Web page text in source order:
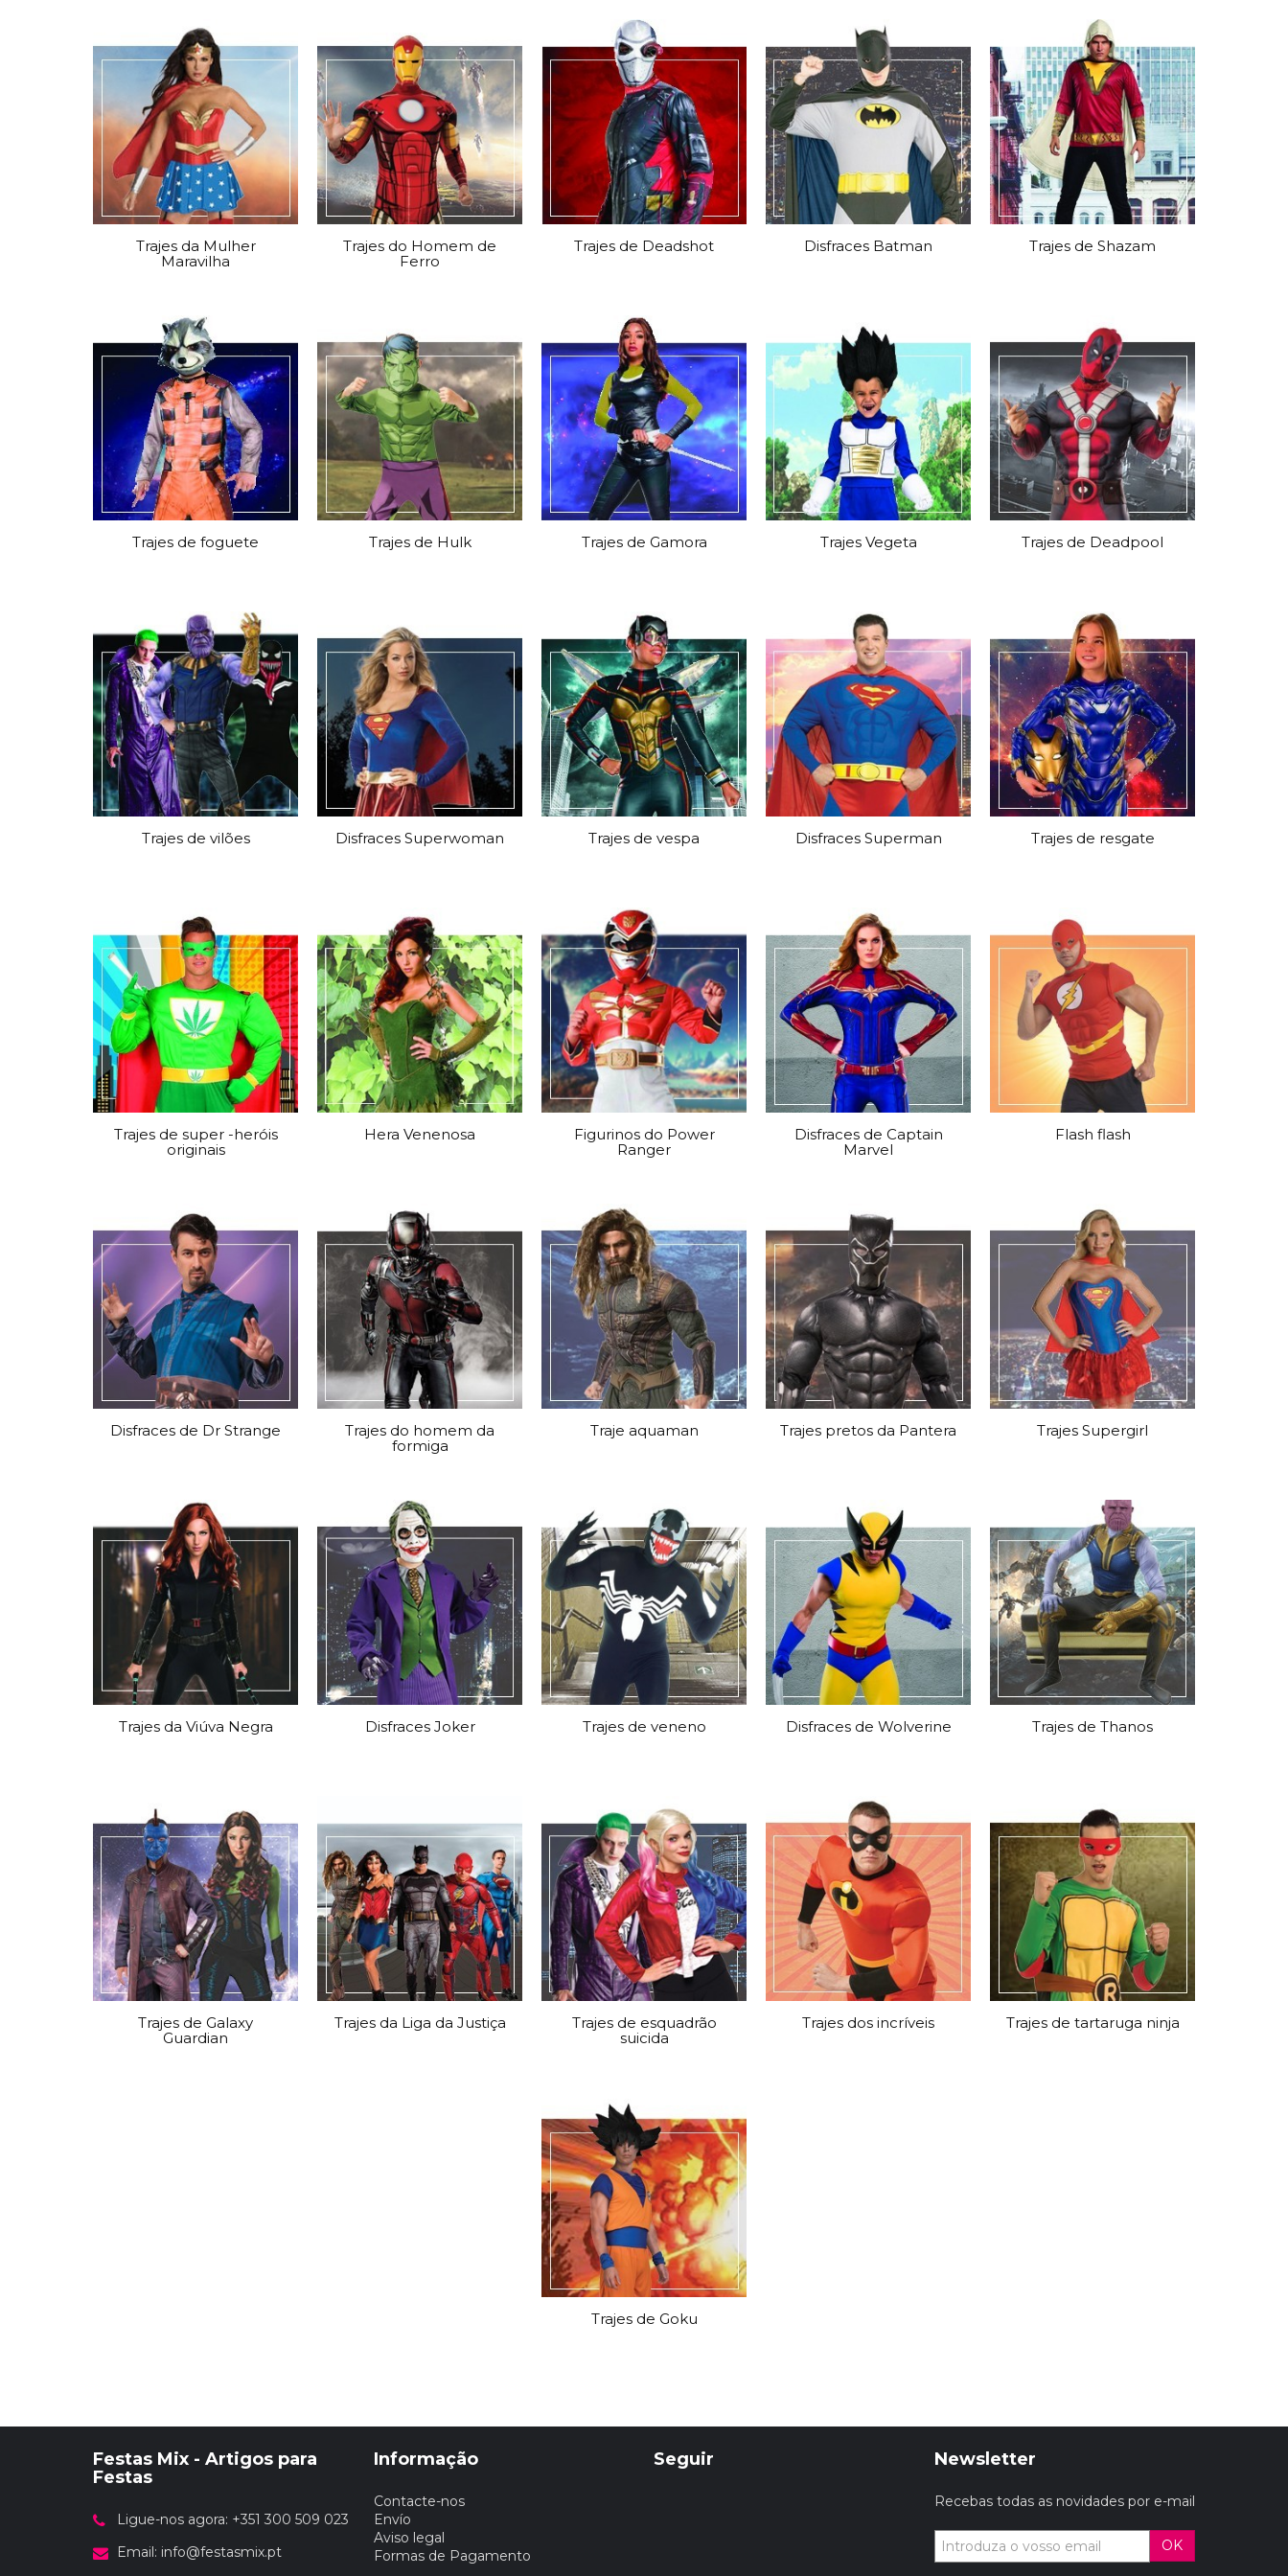
Trajes da Mulher
Maravilha
Trajes do Homem de
Ferro
Trajes de Deadshot Disfraces Batman Trajes de Shazam
Trajes de foguete Trajes de Hulk Trajes de Gamora Trajes Vegeta Trajes de Deadpool
Trajes de vilões Disfraces Superwoman Trajes de vespa Disfraces Superman Trajes de resgate
Trajes de super -heróis
originais
Hera Venenosa
Figurinos do Power
Ranger
Disfraces de Captain
Marvel
Flash flash
Disfraces de Dr Strange
Trajes do homem da
formiga
Traje aquaman Trajes pretos da Pantera Trajes Supergirl
Trajes da Viúva Negra Disfraces Joker Trajes de veneno Disfraces de Wolverine Trajes de Thanos
Trajes de Galaxy
Guardian
Trajes da Liga da Justiça
Trajes de esquadrão
suicida
Trajes dos incríveis Trajes de tartaruga ninja
Trajes de Goku
Festas Mix - Artigos para
Festas
Ligue-nos agora: +351 300 509 023
Email: info@festasmix.pt
Informação
Contacte-nos
Envío
Aviso legal
Formas de Pagamento
Seguir Newsletter
Recebas todas as novidades por e-mail
OK